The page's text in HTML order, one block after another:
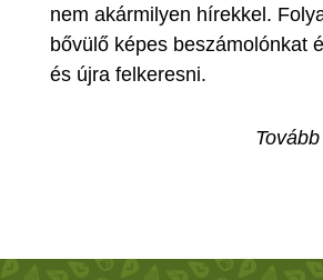
nem akármilyen hírekkel.
bővülő képes beszámolónkat
és újra felkeresni.